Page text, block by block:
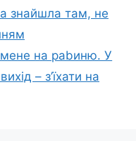
знайшла там, не
на раbиню. У
– з’їхати на